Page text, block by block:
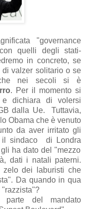
"governance
quelli degli stati-
in concreto, se
valzer solitario o se
che nei secoli si è
. Per il momento si
e dichiara di volersi
dalla Ue. Tuttavia,
Obama che è venuto
da aver irritato gli
il sindaco di Londra
ha dato del "mezzo
dati i natali paterni.
zelo dei laburisti che
Da quando in qua
parte del mandato